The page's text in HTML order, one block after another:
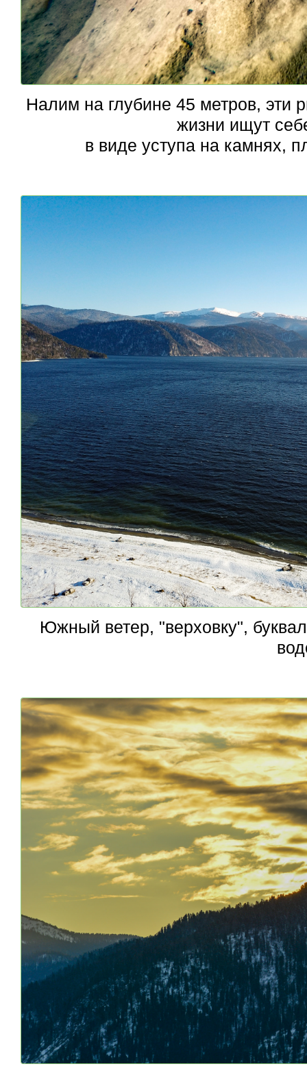
Налим на глубине 45 метров,
жизни ищут
в виде уступа на камнях,
Южный ветер, "верховку",